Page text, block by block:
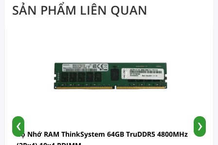
SẢN PHẨM LIÊN QUAN
Bộ Nhớ RAM ThinkSystem 64GB TruDDR5 4800MHz
‹ ›